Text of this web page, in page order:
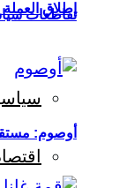
إطلاق العملة الموحدة
تقاطعات
أوصوم: